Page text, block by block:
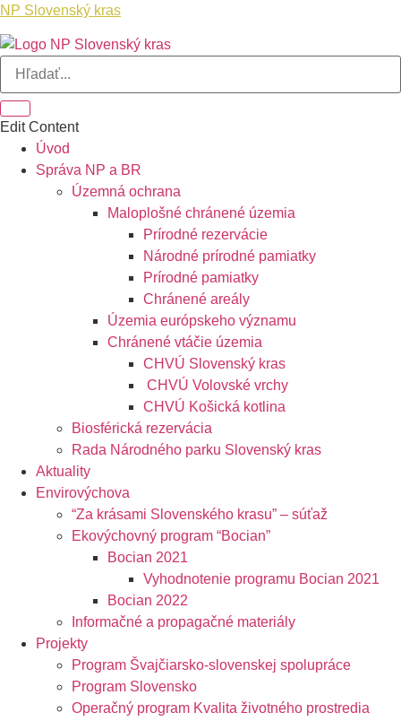
NP Slovenský kras
Edit Content
Úvod
Správa NP a BR
Územná ochrana
Maloplošné chránené územia
Prírodné rezervácie
Národné prírodné pamiatky
Prírodné pamiatky
Chránené areály
Územia európskeho významu
Chránené vtáčie územia
CHVÚ Slovenský kras
CHVÚ Volovské vrchy
CHVÚ Košická kotlina
Biosférická rezervácia
Rada Národného parku Slovenský kras
Aktuality
Envirovýchova
“Za krásami Slovenského krasu” – súťaž
Ekovýchovný program “Bocian”
Bocian 2021
Vyhodnotenie programu Bocian 2021
Bocian 2022
Informačné a propagačné materiály
Projekty
Program Švajčiarsko-slovenskej spolupráce
Program Slovensko
Operačný program Kvalita životného prostredia